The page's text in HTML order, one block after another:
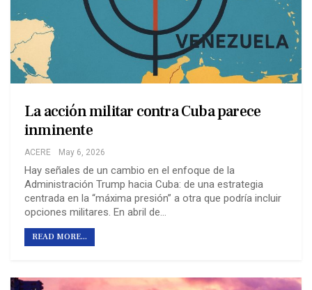
La acción militar contra Cuba parece
inminente
ACERE May 6, 2026
Hay señales de un cambio en el enfoque de la
Administración Trump hacia Cuba: de una estrategia
centrada en la “máxima presión” a otra que podría incluir
opciones militares. En abril de…
READ MORE...